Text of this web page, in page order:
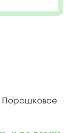
Порошковое